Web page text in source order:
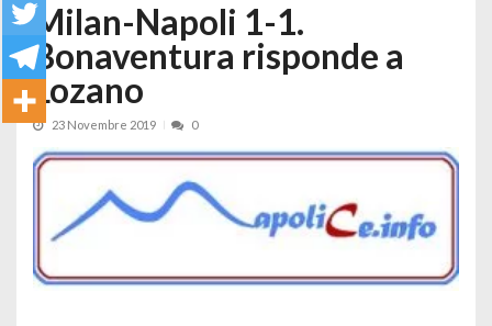
Milan-Napoli 1-1.
Bonaventura risponde a
Lozano
23 Novembre 2019 0